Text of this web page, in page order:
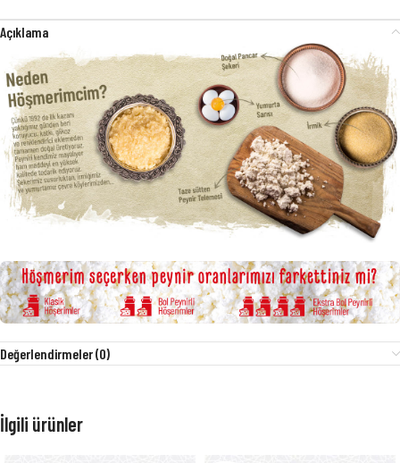
Açıklama
Değerlendirmeler (0)
İlgili ürünler